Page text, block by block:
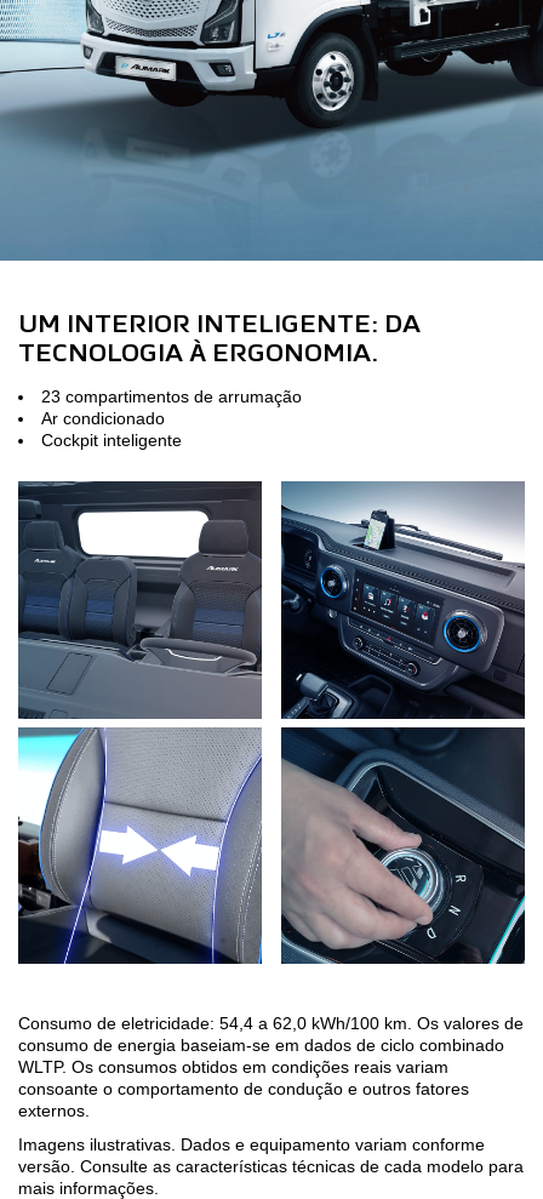
UM INTERIOR INTELIGENTE: DA
TECNOLOGIA À ERGONOMIA.
23 compartimentos de arrumação
Ar condicionado
Cockpit inteligente
Consumo de eletricidade: 54,4 a 62,0 kWh/100 km. Os valores de
consumo de energia baseiam-se em dados de ciclo combinado
WLTP. Os consumos obtidos em condições reais variam
consoante o comportamento de condução e outros fatores
externos.
Imagens ilustrativas. Dados e equipamento variam conforme
versão. Consulte as características técnicas de cada modelo para
mais informações.